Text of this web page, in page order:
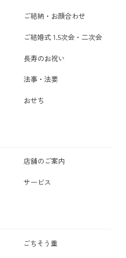
ご結納・お顔合わせ
ご結婚式 1.5次会・二次会
長寿のお祝い
法事・法要
おせち
店舗のご案内
サービス
ごちそう重